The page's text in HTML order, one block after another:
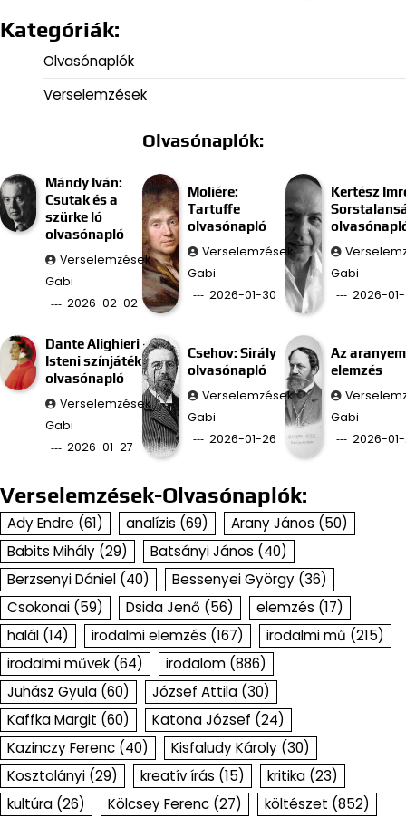
Kategóriák:
Olvasónaplók
Verselemzések
Olvasónaplók:
Mándy Iván:
Csutak és a
szürke ló
olvasónapló
Verselemzések
Gabi
2026-02-02
Moliére:
Tartuffe
olvasónapló
Verselemzések
Gabi
2026-01-30
Kertész
Gabi
2026-
Dante Alighieri –
Isteni színjáték
olvasónapló
Verselemzések
Gabi
2026-01-27
Csehov: Sirály
olvasónapló
Verselemzések
Gabi
2026-01-26
Az
elemzés
Gabi
2026-
Verselemzések-Olvasónaplók:
Ady Endre (61) analízis (69) Arany János (50)
Babits Mihály (29) Batsányi János (40)
Berzsenyi Dániel (40) Bessenyei György (36)
Csokonai (59) Dsida Jenő (56) elemzés (17)
halál (14) irodalmi elemzés (167) irodalmi mű (215)
irodalmi művek (64) irodalom (886)
Juhász Gyula (60) József Attila (30)
Kaffka Margit (60) Katona József (24)
Kazinczy Ferenc (40) Kisfaludy Károly (30)
Kosztolányi (29) kreatív írás (15) kritika (23)
kultúra (26) Kölcsey Ferenc (27) költészet (852)